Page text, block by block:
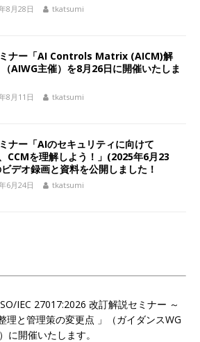
8月28日 tkatsumi
ナー「AI Controls Matrix (AICM)解
AIWG主催）を8月26日に開催いたしま
8月11日 tkatsumi
ナー「AIのセキュリティに向けて
CCMを理解しよう！」(2025年6月23
デオ録画と資料を公開しました！
6月24日 tkatsumi
IEC 27017:2026 改訂解説セミナー ～
理と管理策の変更点 」（ガイダンスWG
に開催いたします。